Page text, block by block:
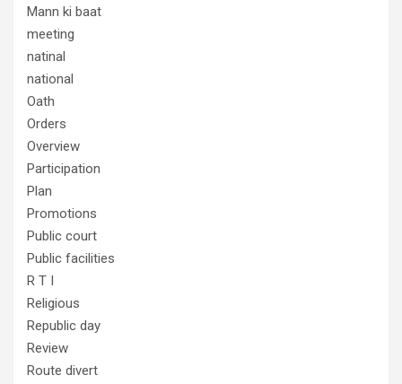
Mann ki baat
meeting
natinal
national
Oath
Orders
Overview
Participation
Plan
Promotions
Public court
Public facilities
R T I
Religious
Republic day
Review
Route divert